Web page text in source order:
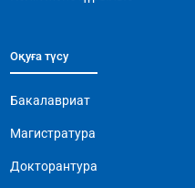
Оқуға түсу
Бакалавриат
Магистратура
Докторантура